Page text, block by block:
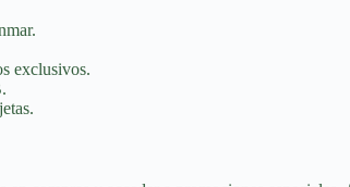
exclusivos.